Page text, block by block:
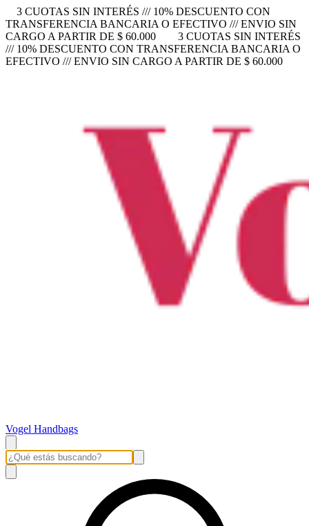
3 CUOTAS SIN INTERÉS /// 10% DESCUENTO CON
TRANSFERENCIA BANCARIA O EFECTIVO /// ENVIO SIN
CARGO A PARTIR DE $ 60.000
3 CUOTAS SIN INTERÉS
/// 10% DESCUENTO CON TRANSFERENCIA BANCARIA O
EFECTIVO /// ENVIO SIN CARGO A PARTIR DE $ 60.000
Vogel Handbags